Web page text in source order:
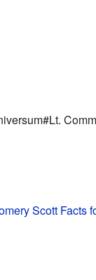
Scott Facts